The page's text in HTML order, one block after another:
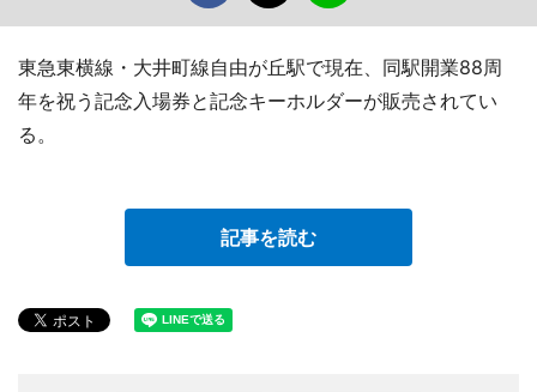
東急東横線・大井町線自由が丘駅で現在、同駅開業88周
年を祝う記念入場券と記念キーホルダーが販売されてい
る。
記事を読む